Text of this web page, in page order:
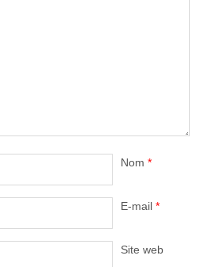
Nom *
E-mail *
Site web